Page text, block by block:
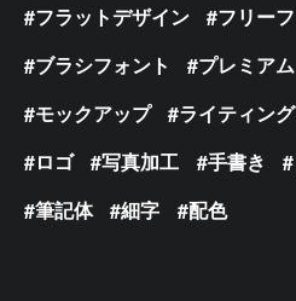
フラットデザイン
フリー
ブラシフォント
プレミアム
モックアップ
ライティン
ロゴ
写真加工 手書き
筆記体
細字 配色